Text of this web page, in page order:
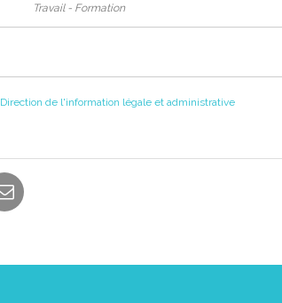
Travail - Formation
Direction de l'information légale et administrative